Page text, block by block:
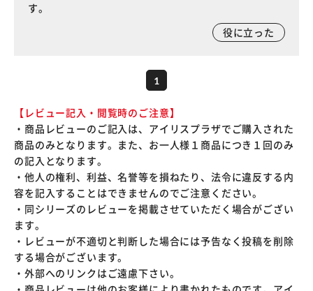
す。
役に立った
1
【レビュー記入・閲覧時のご注意】
・商品レビューのご記入は、アイリスプラザでご購入された
商品のみとなります。また、お一人様１商品につき１回のみ
の記入となります。
・他人の権利、利益、名誉等を損ねたり、法令に違反する内
容を記入することはできませんのでご注意ください。
・同シリーズのレビューを掲載させていただく場合がござい
ます。
・レビューが不適切と判断した場合には予告なく投稿を削除
する場合がございます。
・外部へのリンクはご遠慮下さい。